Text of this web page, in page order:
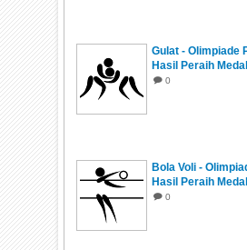
Gulat - Olimpiade
Hasil Peraih
0
Bola Voli -
Hasil Peraih
0